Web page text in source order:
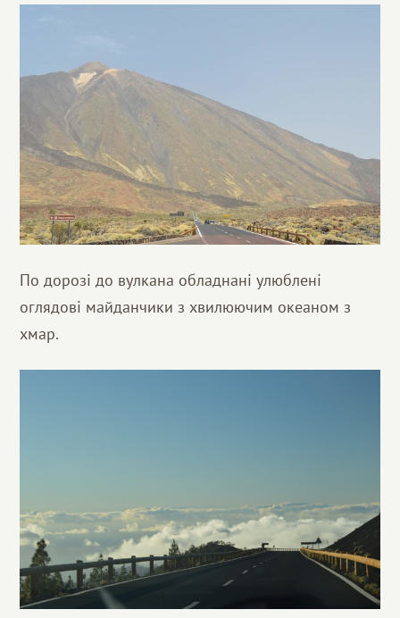
По дорозі до вулкана обладнані улюблені
оглядові майданчики з хвилюючим океаном з
хмар.